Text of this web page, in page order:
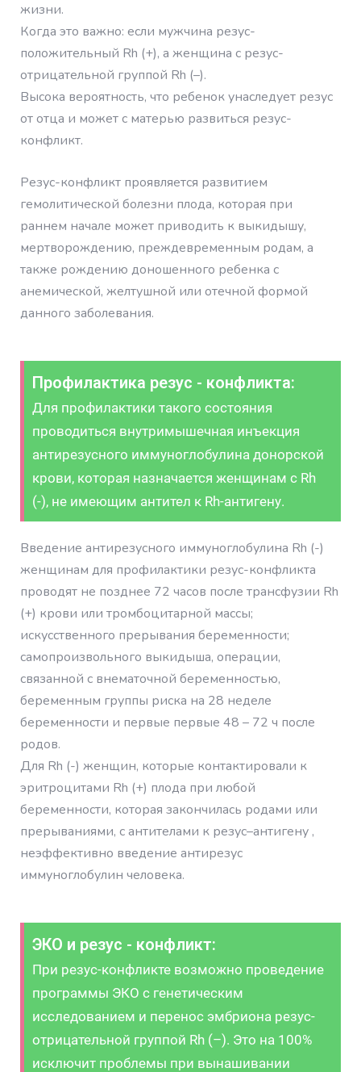
жизни.
Когда это важно: если мужчина резус-
положительный Rh (+), а женщина с резус-
отрицательной группой Rh (–).
Высока вероятность, что ребенок унаследует резус
от отца и может с матерью развиться резус-
конфликт.
Резус-конфликт проявляется развитием
гемолитической болезни плода, которая при
раннем начале может приводить к выкидышу,
мертворождению, преждевременным родам, а
также рождению доношенного ребенка с
анемической, желтушной или отечной формой
данного заболевания.
Профилактика резус - конфликта:
Для профилактики такого состояния
проводиться внутримышечная инъекция
антирезусного иммуноглобулина донорской
крови, которая назначается женщинам с Rh
(-), не имеющим антител к Rh-антигену.
Введение антирезусного иммуноглобулина Rh (-)
женщинам для профилактики резус-конфликта
проводят не позднее 72 часов после трансфузии Rh
(+) крови или тромбоцитарной массы;
искусственного прерывания беременности;
самопроизвольного выкидыша, операции,
связанной с внематочной беремен­ностью,
беременным группы риска на 28 неделе
беременности и первые первые 48 – 72 ч после
родов.
Для Rh (-) женщин, которые контактировали к
эритроцитами Rh (+) плода при любой
беременности, которая закончилась родами или
прерываниями, с антителами к резус–антигену ,
неэффективно введение антирезус
иммуноглобулин человека.
ЭКО и резус - конфликт:
При резус-конфликте возможно проведение
программы ЭКО с генетическим
исследованием и перенос эмбриона резус-
отрицательной группой Rh (–). Это на 100%
исключит проблемы при вынашивании